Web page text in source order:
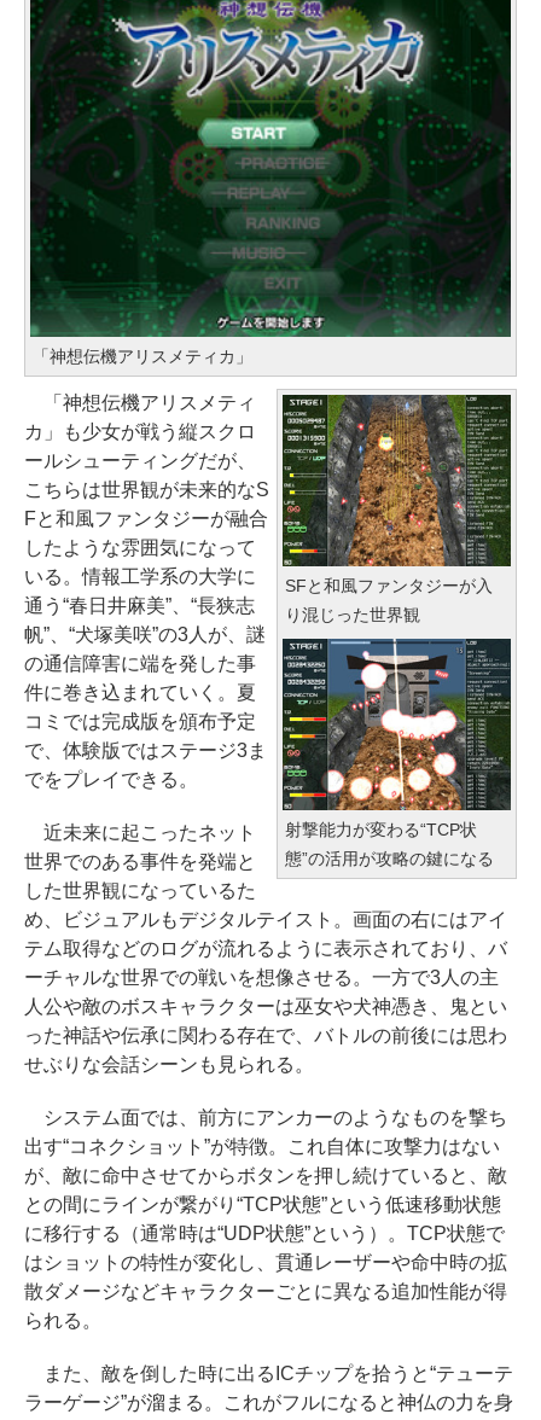
￥1,300
Robloxギフトカード - 1000 Robu
x 【限定バーチャルアイテムを含
む】 【オンラインゲームコード】
ロブロックス |オンラインコード版
￥1,600
Robloxギフトカード - 2,000 Robu
x 【限定バーチャルアイテムを含
む】 【オンラインゲームコード】
ロブロックス | オンラインコード版
￥3,200
Microsoft Office Home & Busine
ss 2024(最新 永続版)|オンライン
コード版|Windows11、10/mac対
応|PC2台
￥39,582
Windows版 | Minecraft (マインク
ラフト): Java & Bedrock Edition
| オンラインコード版
￥3,600
1冊ですべて身につくHTML & CSS
とWebデザイン入門講座［第2版］
￥1,292
ClaudeCode いちばんやさしい 教
科書: 非エンジニア 初心者 素人 で
も安心 使い方 マニュアル AI副業に
もコンテンツ作成にもKindle出版
にも！ 非エンジニアのためのAIコ
ーディング入門シリーズ
￥99
AIイラスト表現辞典: 思い通りの絵
を引き出す プロンプトの言葉 AI画
像生成シリーズ (はぴーイラストLa
bo)
￥480
FM TOWNS ハイパー・カタログ:
本体ハードウェア・市販ソフトウ
ェアのパーフェクトリストと最新
エミュレータ紹介
￥1,600
ー、マッチャ、16GB、広告なし
￥16,980
Kindle Paperwhite シグニチャー
エディション (32GB) 7インチディ
スプレイ、明るさ自動調整、色調
調節ライト、12週間持続バッテリ
ー、広告なし、メタリックブラッ
ク
￥27,980
Amazon Kindle Paperwhite (16G
B) 7インチディスプレイ、色調調節
ライト、12週間持続バッテリー、
広告なし、ブラック
￥22,980
Amazon Kindle Colorsoft | 16GB
ストレージ、防水、7インチカラー
ディスプレイ、色調調節ライト、
最大8週間持続バッテリー、広告無
し、ブラック (2025年発売)
￥31,980
New Amazon Kindle Scribe Color
soft | 11インチカラーディスプレ
イ、64GBストレージ、ノート機能
搭載、明るさ自動調整、色調調節
ライト、プレミアムペン付き、グ
ラファイト
￥115,980
「神想伝機アリスメティカ」
SFと和風ファンタジーが入
り混じった世界観
射撃能力が変わる“TCP状
態”の活用が攻略の鍵になる
「神想伝機アリスメティ
カ」も少女が戦う縦スクロ
ールシューティングだが、
こちらは世界観が未来的なS
Fと和風ファンタジーが融合
したような雰囲気になって
いる。情報工学系の大学に
通う“春日井麻美”、“長狭志
帆”、“犬塚美咲”の3人が、謎
の通信障害に端を発した事
件に巻き込まれていく。夏
コミでは完成版を頒布予定
で、体験版ではステージ3ま
でをプレイできる。
近未来に起こったネット
世界でのある事件を発端と
した世界観になっているた
め、ビジュアルもデジタルテイスト。画面の右にはアイ
テム取得などのログが流れるように表示されており、バ
ーチャルな世界での戦いを想像させる。一方で3人の主
人公や敵のボスキャラクターは巫女や犬神憑き、鬼とい
った神話や伝承に関わる存在で、バトルの前後には思わ
せぶりな会話シーンも見られる。
システム面では、前方にアンカーのようなものを撃ち
出す“コネクショット”が特徴。これ自体に攻撃力はない
が、敵に命中させてからボタンを押し続けていると、敵
との間にラインが繋がり“TCP状態”という低速移動状態
に移行する（通常時は“UDP状態”という）。TCP状態で
はショットの特性が変化し、貫通レーザーや命中時の拡
散ダメージなどキャラクターごとに異なる追加性能が得
られる。
また、敵を倒した時に出るICチップを拾うと“テューテ
ラーゲージ”が溜まる。これがフルになると神仏の力を身